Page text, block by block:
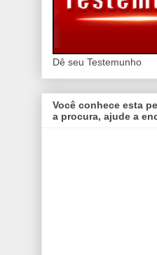
Dê seu Testemunho
Você conhece esta
a procura, ajude a